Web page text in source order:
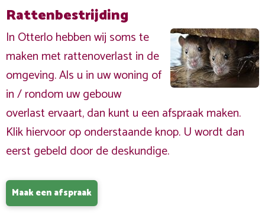
Rattenbestrijding
In Otterlo hebben wij soms te
maken met rattenoverlast in de
omgeving. Als u in uw woning of
in / rondom uw gebouw
overlast ervaart, dan kunt u een afspraak maken.
Klik hiervoor op onderstaande knop. U wordt dan
eerst gebeld door de deskundige.
Maak een afspraak